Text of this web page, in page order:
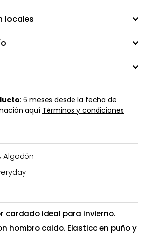
locales
: 6 meses desde la fecha de
aquí Términos y condiciones
Algodón
cardado ideal para invierno.
hombro caido. Elastico en puño y